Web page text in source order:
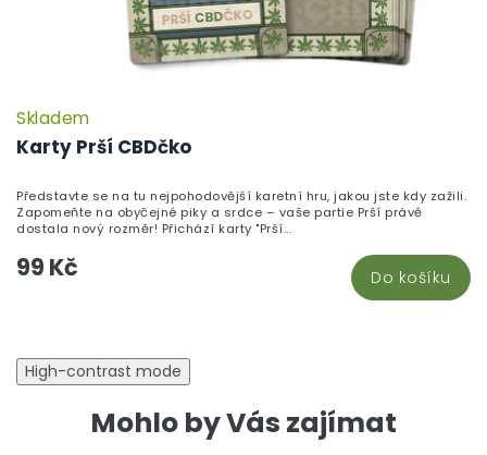
Karty Prší CBDčko
Skladem
99 Kč Do košíku
Představte se na tu nejpohodovější karetní hru, jakou jste kdy zažili.
Zapomeňte na obyčejné piky a srdce – vaše partie Prší právě
dostala nový rozměr! Přichází karty "Prší...
High-contrast mode
Mohlo by Vás zajímat